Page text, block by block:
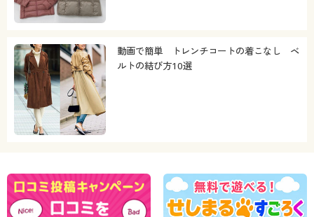
動画で簡単 トレンチコートの着こなし ベ
ルトの結び方10選